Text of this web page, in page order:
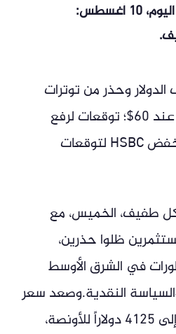
أسعار الذهب اليوم، 10 أغسطس:
وحذر من توترات
الشرق الأوسط؛ الفضة عند 60$؛ توقعات لرفع
فائدة سبتمبر 65% وخفض HSBC لتوقعات
طفيف، الخميس، مع
ظلوا حذرين،
في الشرق الأوسط
النقدية.وصعد سعر
الذهب الفوري 1.15% إلى 4125 دولاراً للأونصة،